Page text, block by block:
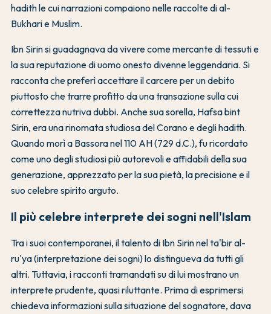
hadith le cui narrazioni compaiono nelle raccolte di al-
Bukhari e Muslim.
Ibn Sirin si guadagnava da vivere come mercante di tessuti e
la sua reputazione di uomo onesto divenne leggendaria. Si
racconta che preferì accettare il carcere per un debito
piuttosto che trarre profitto da una transazione sulla cui
correttezza nutriva dubbi. Anche sua sorella, Hafsa bint
Sirin, era una rinomata studiosa del Corano e degli hadith.
Quando morì a Bassora nel 110 AH (729 d.C.), fu ricordato
come uno degli studiosi più autorevoli e affidabili della sua
generazione, apprezzato per la sua pietà, la precisione e il
suo celebre spirito arguto.
Il più celebre interprete dei sogni nell'Islam
Tra i suoi contemporanei, il talento di Ibn Sirin nel ta'bir al-
ru'ya (interpretazione dei sogni) lo distingueva da tutti gli
altri. Tuttavia, i racconti tramandati su di lui mostrano un
interprete prudente, quasi riluttante. Prima di esprimersi
chiedeva informazioni sulla situazione del sognatore, dava